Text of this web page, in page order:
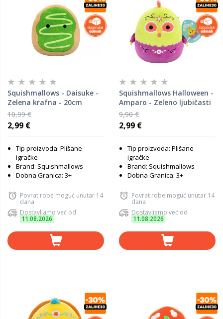
Squishmallows - Daisuke -
Zelena krafna - 20cm
10,99 €
2,99 €
Tip proizvoda: Plišane
igračke
Brand: Squishmallows
Dobna Granica: 3+
Povrat robe moguć unutar 14
dana
Dostavljamo već od
11.08.2026
Squishmallows Halloween -
Amparo - Zeleno ljubičasti
pijetao - 20cm
9,90 €
2,99 €
Tip proizvoda: Plišane
igračke
Brand: Squishmallows
Dobna Granica: 3+
Povrat robe moguć unutar 14
dana
Dostavljamo već od
11.08.2026